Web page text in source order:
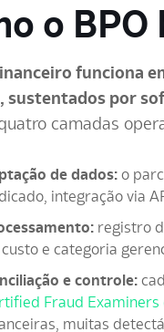
o
funciona
sustentados por
camadas
de dados:o
integração via
registro
e categoria
e controle:
Fraud Examiners
muitas